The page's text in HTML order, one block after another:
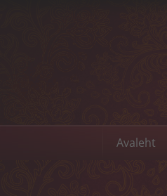
Avaleht